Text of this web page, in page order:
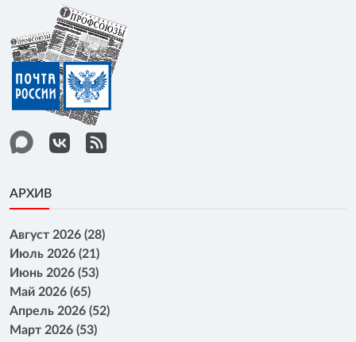
АРХИВ
Август 2026 (28)
Июль 2026 (21)
Июнь 2026 (53)
Май 2026 (65)
Апрель 2026 (52)
Март 2026 (53)